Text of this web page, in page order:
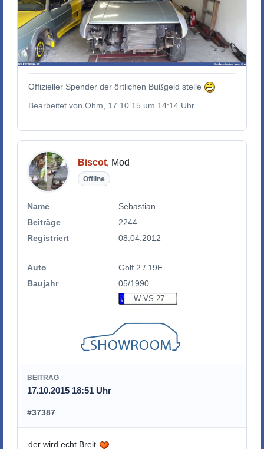
Offizieller Spender der örtlichen Bußgeld stelle
Bearbeitet von Ohm, 17.10.15 um 14:14 Uhr
Biscot, Mod
Offline
Name
Sebastian
Beiträge
2244
Registriert
08.04.2012
Auto
Golf 2 / 19E
Baujahr
05/1990
W VS 27
BEITRAG
17.10.2015 18:51 Uhr
#37387
der wird echt Breit